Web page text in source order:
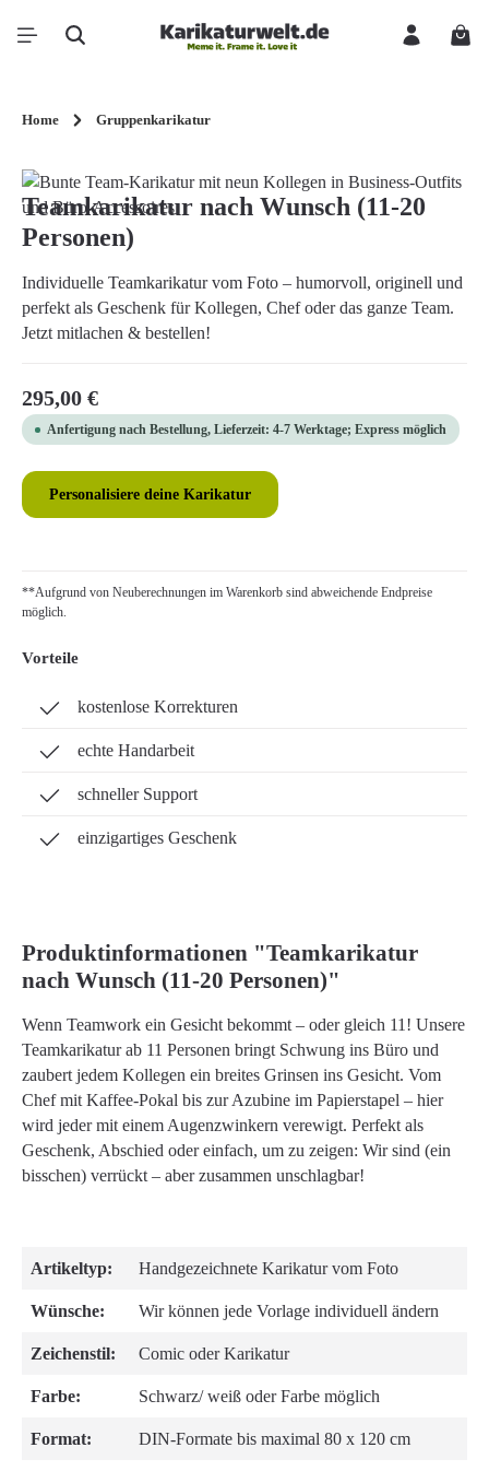
Zum Hauptinhalt springen
Home Gruppenkarikatur
Bildergalerie überspringen
Teamkarikatur nach Wunsch (11-20
Personen)
Individuelle Teamkarikatur vom Foto – humorvoll, originell und
perfekt als Geschenk für Kollegen, Chef oder das ganze Team.
Jetzt mitlachen & bestellen!
Regulärer Preis:
295,00 €
Anfertigung nach Bestellung, Lieferzeit: 4-7 Werktage; Express möglich
Personalisiere deine Karikatur
**Aufgrund von Neuberechnungen im Warenkorb sind abweichende Endpreise
möglich.
Vorteile
kostenlose Korrekturen
echte Handarbeit
schneller Support
einzigartiges Geschenk
Produktinformationen "Teamkarikatur
nach Wunsch (11-20 Personen)"
Wenn Teamwork ein Gesicht bekommt – oder gleich 11! Unsere
Teamkarikatur ab 11 Personen bringt Schwung ins Büro und
zaubert jedem Kollegen ein breites Grinsen ins Gesicht. Vom
Chef mit Kaffee-Pokal bis zur Azubine im Papierstapel – hier
wird jeder mit einem Augenzwinkern verewigt. Perfekt als
Geschenk, Abschied oder einfach, um zu zeigen: Wir sind (ein
bisschen) verrückt – aber zusammen unschlagbar!
Artikeltyp: Handgezeichnete Karikatur vom Foto
Wünsche: Wir können jede Vorlage individuell ändern
Zeichenstil: Comic oder Karikatur
Farbe: Schwarz/ weiß oder Farbe möglich
Format: DIN-Formate bis maximal 80 x 120 cm